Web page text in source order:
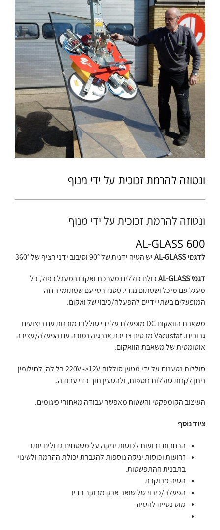
ונטוזה להרמת זכוכית על ידי מנוף
ונטוזה להרמת זכוכית על ידי מנוף
AL-GLASS 600
לדגמי AL-GLASS יש הטיה ידנית של 90° וסיבוב ידני רציף של 360°
דגמי AL-GLASS
כולם כוללים מערכת ואקום במעגל כפול, כל
מעגל עם מיכל ושסתום נגדי. סטנדרטי עם שסתומי הזזה
המופעלים בשתי ידיים להפעלה/כיבוי של ואקום.
משאבת הוואקום DC מופעלת על ידי סוללות מובנות עם ביצועים
גבוהים. Vacustat מבטיח צריכת אנרגיה נמוכה עם הפעלה/עצירה
אוטומטית של משאבת הוואקום.
סוללות נטענות על ידי מטען סוללות 220V ->12V בלילה, לחילופין
ניתן לקנות סוללות נוספות, ולהטעין תוך כדי עבודה.
העיצוב הקומפקטי והשטוח מאפשר עבודה מאחורי פיגומים.
ציוד נוסף
הרחבות זרועות לכוסות יניקה על משטחים גדולים יותר
זרועות וכוסות יניקה נוספות להגברת יכולת ההרמה ולשינוי
בתבנית ההתפשטות.
הטיה מבוקרת
הפעלה/כיבוי של שואב אבק מבוקר רדיו
מוט נטייה להטיה